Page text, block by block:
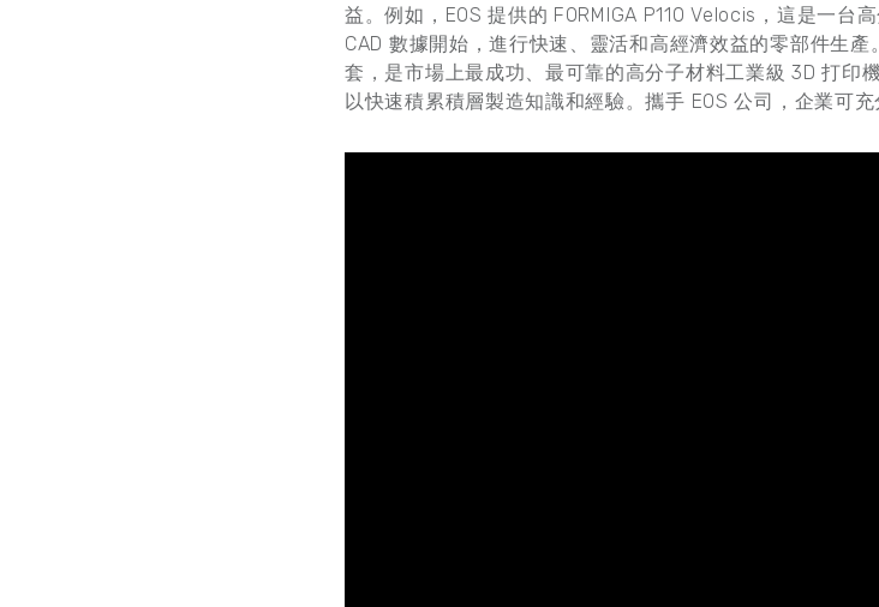
益。例如，EOS 提供的 FORMIGA P110 Velocis，這是一台
CAD 數據開始，進行快速、靈活和高經濟效益的零部件生
套，是市場上最成功、最可靠的高分子材料工業級 3D 打印
以快速積累積層製造知識和經驗。攜手 EOS 公司，企業可